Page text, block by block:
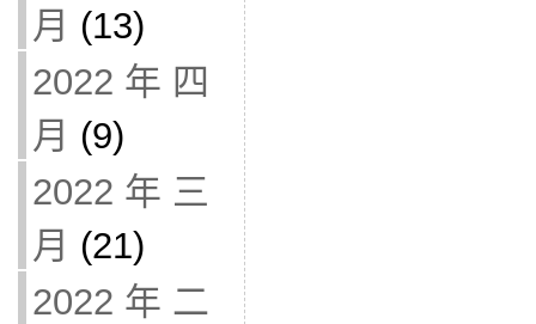
月 (13)
2022 年 四
月 (9)
2022 年 三
月 (21)
2022 年 二